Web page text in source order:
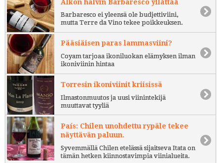
Alkon halvin Barbaresco yllättää
Barbaresco ei yleensä ole budjettiviini,
mutta Terre da Vino tekee poikkeuksen.
Pääsiäisen paras lammasviini?
Coyam tarjoaa ikoniluokan elämyksen ilman
ikoniviinin hintaa
Torresin ikoniviinit kriisissä
Ilmastonmuutos ja uusi viinintekijä
muuttavat tyyliä
País: Chilen unohdettu rypäle tekee
näyttävän paluun.
Syvemmällä Chilen etelässä sijaitseva Itata on
tämän hetken kiinnostavimpia viinialueita.